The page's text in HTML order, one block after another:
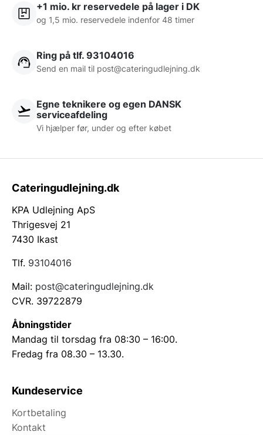
+1 mio. kr reservedele på lager i DK
og 1,5 mio. reservedele indenfor 48 timer
Ring på tlf. 93104016
Send en mail til post@cateringudlejning.dk
Egne teknikere og egen DANSK
serviceafdeling
Vi hjælper før, under og efter købet
Cateringudlejning.dk
KPA Udlejning ApS
Thrigesvej 21
7430 Ikast
Tlf. 93104016
Mail: post@cateringudlejning.dk
CVR. 39722879
Åbningstider
Mandag til torsdag fra 08:30 – 16:00.
Fredag fra 08.30 – 13.30.
Kundeservice
Kortbetaling
Kontakt